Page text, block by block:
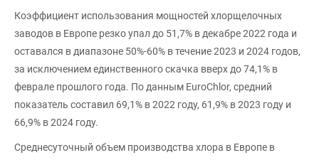
Коэффициент использования мощностей хлорщелочных
заводов в Европе резко упал до 51,7% в декабре 2022 года и
оставался в диапазоне 50%-60% в течение 2023 и 2024 годов,
за исключением единственного скачка вверх до 74,1% в
феврале прошлого года. По данным EuroChlor, средний
показатель составил 69,1% в 2022 году, 61,9% в 2023 году и
66,9% в 2024 году.
Среднесуточный объем производства хлора в Европе в